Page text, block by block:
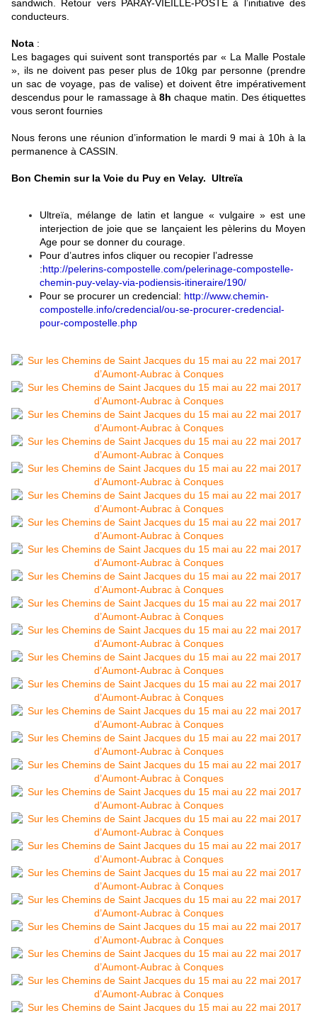
sandwich. Retour vers PARAY-VIEILLE-POSTE à l’initiative des
conducteurs.
Nota :
Les bagages qui suivent sont transportés par « La Malle Postale
», ils ne doivent pas peser plus de 10kg par personne (prendre
un sac de voyage, pas de valise) et doivent être impérativement
descendus pour le ramassage à8h chaque matin. Des étiquettes
vous seront fournies
Nous ferons une réunion d’information le mardi 9 mai à 10h à la
permanence à CASSIN.
Bon Chemin sur la Voie du Puy en Velay. Ultreïa
Ultreïa, mélange de latin et langue « vulgaire » est une
interjection de joie que se lançaient les pèlerins du Moyen
Age pour se donner du courage.
Pour d’autres infos cliquer ou recopier l’adresse
:http://pelerins-compostelle.com/pelerinage-compostelle-
chemin-puy-velay-via-podiensis-itineraire/190/
Pour se procurer un credencial: http://www.chemin-
compostelle.info/credencial/ou-se-procurer-credencial-
pour-compostelle.php